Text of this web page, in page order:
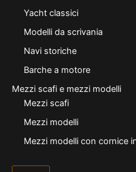
Yacht classici
Modelli da scrivania
Navi storiche
Barche a motore
Mezzi scafi e mezzi modelli
Mezzi scafi
Mezzi modelli
Mezzi modelli con cornice